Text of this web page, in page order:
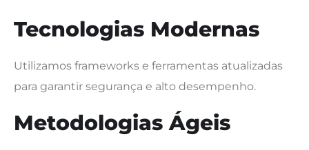
Tecnologias Modernas
Utilizamos frameworks e ferramentas atualizadas
para garantir segurança e alto desempenho.
Metodologias Ágeis